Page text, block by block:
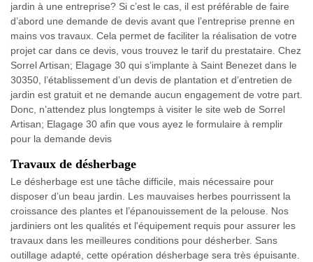
jardin à une entreprise? Si c’est le cas, il est préférable de faire
d’abord une demande de devis avant que l’entreprise prenne en
mains vos travaux. Cela permet de faciliter la réalisation de votre
projet car dans ce devis, vous trouvez le tarif du prestataire. Chez
Sorrel Artisan; Elagage 30 qui s’implante à Saint Benezet dans le
30350, l’établissement d’un devis de plantation et d’entretien de
jardin est gratuit et ne demande aucun engagement de votre part.
Donc, n’attendez plus longtemps à visiter le site web de Sorrel
Artisan; Elagage 30 afin que vous ayez le formulaire à remplir
pour la demande devis
Travaux de désherbage
Le désherbage est une tâche difficile, mais nécessaire pour
disposer d’un beau jardin. Les mauvaises herbes pourrissent la
croissance des plantes et l’épanouissement de la pelouse. Nos
jardiniers ont les qualités et l'équipement requis pour assurer les
travaux dans les meilleures conditions pour désherber. Sans
outillage adapté, cette opération désherbage sera très épuisante.